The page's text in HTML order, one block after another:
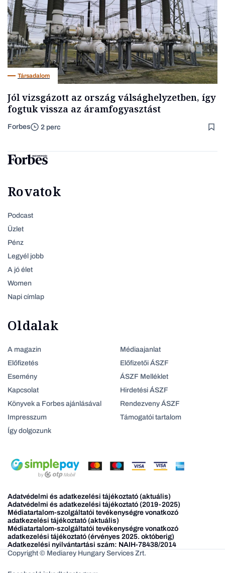
Társadalom
Jól vizsgázott az ország válsághelyzetben, így
fogtuk vissza az áramfogyasztást
Forbes 2 perc
Rovatok
Podcast
Üzlet
Pénz
Legyél jobb
A jó élet
Women
Napi címlap
Oldalak
A magazin
Előfizetés
Esemény
Kapcsolat
Könyvek a Forbes ajánlásával
Impresszum
Így dolgozunk
Médiaajanlat
Előfizetői ÁSZF
ÁSZF Melléklet
Hirdetési ÁSZF
Rendezveny ÁSZF
Támogatói tartalom
Adatvédelmi és adatkezelési tájékoztató (aktuális)
Adatvédelmi és adatkezelési tájékoztató (2019-2025)
Médiatartalom-szolgáltatói tevékenységre vonatkozó
adatkezelési tájékoztató (aktuális)
Médiatartalom-szolgáltatói tevékenységre vonatkozó
adatkezelési tájékoztató (érvényes 2025. októberig)
Adatkezelési nyilvántartási szám: NAIH-78438/2014
Copyright © Mediarey Hungary Services Zrt.